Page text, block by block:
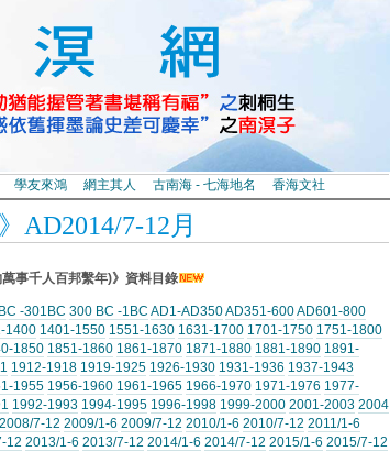
學友來鴻 網主其人 古南海 - 七海地名 香海文社
AD2014/7-12月
萬事千人百邦繫年)》資料目錄
-301BC 300 BC -1BC AD1-AD350AD351-600AD601-800
1400 1401-1550 1551-1630 1631-1700 1701-1750 1751-1800
1850 1851-1860 1861-1870 1871-1880 1881-1890 1891-
1912-1918 1919-1925 1926-1930 1931-1936 1937-1943
1955 1956-1960 1961-1965 1966-1970 1971-1976 1977-
1992-1993 1994-1995 1996-1998 1999-2000 2001-2003 2004
2008/7-12 2009/1-6 2009/7-12 2010/1-6 2010/7-12 2011/1-6
12 2013/1-6 2013/7-12 2014/1-6 2014/7-12 2015/1-6 2015/7-12